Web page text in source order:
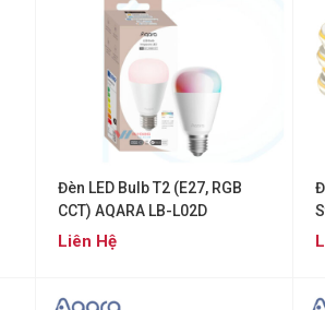
Đèn LED Bulb T2 (E27, RGB
CCT) AQARA LB-L02D
Liên Hệ